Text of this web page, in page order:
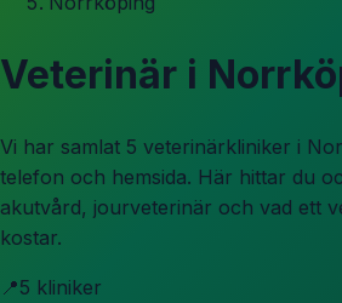
Veterinär i
Vi har samlat 5 veterinärkliniker i
telefon och hemsida. Här hittar du
akutvård, jourveterinär och vad ett
kostar.
📍5 kliniker